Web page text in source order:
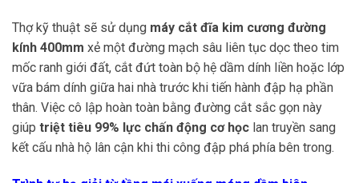
Thợ kỹ thuật sẽ sử dụng máy cắt đĩa kim cương đường
kính 400mm xẻ một đường mạch sâu liên tục dọc theo tim
mốc ranh giới đất, cắt đứt toàn bộ hệ dầm dính liền hoặc lớp
vữa bám dính giữa hai nhà trước khi tiến hành đập hạ phần
thân. Việc cô lập hoàn toàn bằng đường cắt sắc gọn này
giúp triệt tiêu 99% lực chấn động cơ học lan truyền sang
kết cấu nhà hộ lân cận khi thi công đập phá phía bên trong.